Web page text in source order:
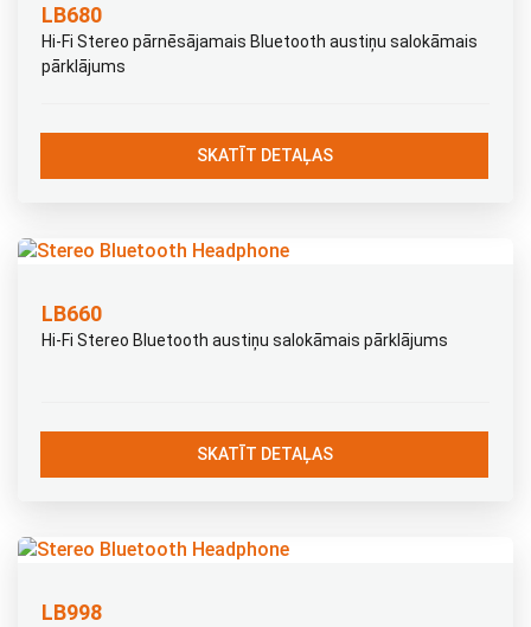
LB680
Hi-Fi Stereo pārnēsājamais Bluetooth austiņu salokāmais
pārklājums
SKATĪT DETAĻAS
LB660
Hi-Fi Stereo Bluetooth austiņu salokāmais pārklājums
SKATĪT DETAĻAS
LB998